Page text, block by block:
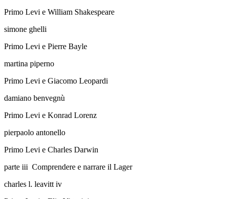
Primo Levi e William Shakespeare
simone ghelli
Primo Levi e Pierre Bayle
martina piperno
Primo Levi e Giacomo Leopardi
damiano benvegnù
Primo Levi e Konrad Lorenz
pierpaolo antonello
Primo Levi e Charles Darwin
parte iii Comprendere e narrare il Lager
charles l. leavitt iv